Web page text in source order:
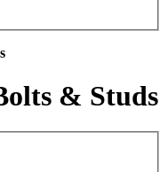
& Studs